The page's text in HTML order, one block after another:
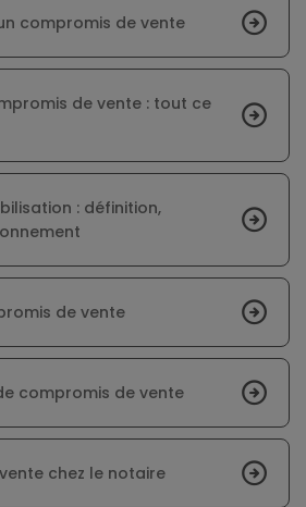
compromis de vente
de vente : tout ce
: définition,
de vente
compromis de vente
chez le notaire